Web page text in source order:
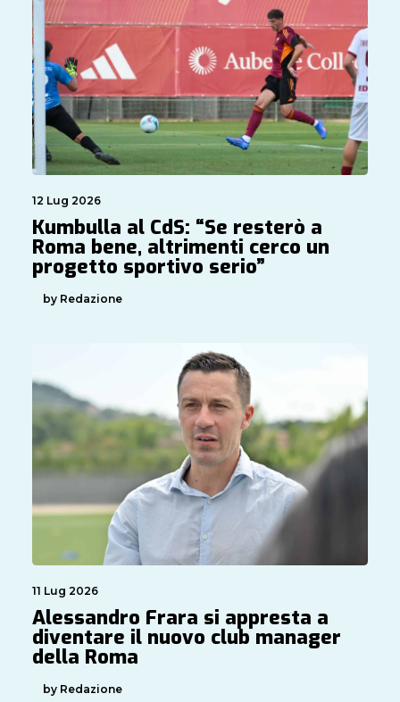
12 Lug 2026
Kumbulla al CdS: “Se resterò a
Roma bene, altrimenti cerco un
progetto sportivo serio”
by Redazione
11 Lug 2026
Alessandro Frara si appresta a
diventare il nuovo club manager
della Roma
by Redazione